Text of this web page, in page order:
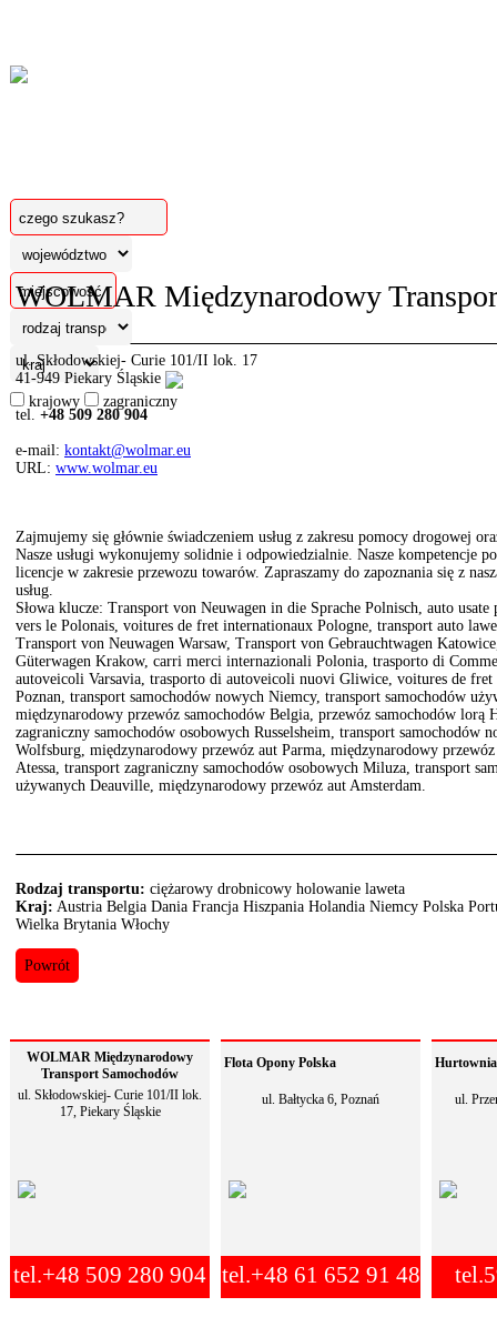
krajowy zagraniczny
WOLMAR Międzynarodowy
ul. Skłodowskiej- Curie 101/II lok. 17
41-949 Piekary Śląskie
tel. +48 509 280 904
e-mail: kontakt@wolmar.eu
URL: www.wolmar.eu
Zajmujemy się głównie świadczeniem usług z zakresu pomocy drogowej
Nasze usługi wykonujemy solidnie i odpowiedzialnie. Nasze kompetencje
licencje w zakresie przewozu towarów. Zapraszamy do zapoznania się z
usług.
Słowa klucze: Transport von Neuwagen in die Sprache Polnisch, auto
vers le Polonais, voitures de fret internationaux Pologne, transport auto
Transport von Neuwagen Warsaw, Transport von Gebrauchtwagen
Güterwagen Krakow, carri merci internazionali Polonia, trasporto di
autoveicoli Varsavia, trasporto di autoveicoli nuovi Gliwice, voitures de
Poznan, transport samochodów nowych Niemcy, transport samochodów
międzynarodowy przewóz samochodów Belgia, przewóz samochodów
zagraniczny samochodów osobowych Russelsheim, transport samochodów
Wolfsburg, międzynarodowy przewóz aut Parma, międzynarodowy
Atessa, transport zagraniczny samochodów osobowych Miluza, transport
używanych Deauville, międzynarodowy przewóz aut Amsterdam.
Rodzaj transportu: ciężarowy drobnicowy holowanie laweta
Kraj: Austria Belgia Dania Francja Hiszpania Holandia Niemcy Polska
Wielka Brytania Włochy
Powrót
WOLMAR Międzynarodowy
Transport Samochodów
ul. Skłodowskiej- Curie 101/II lok.
17, Piekary Śląskie
tel.+48 509 280 904
Flota Opony Polska
ul. Bałtycka 6, Poznań
tel.+48 61 652 91 48
Hurtownia
ul.